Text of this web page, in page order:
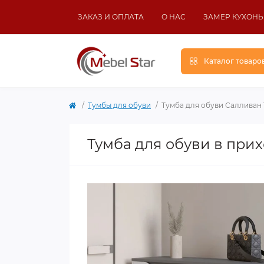
ЗАКАЗ И ОПЛАТА О НАС ЗАМЕР КУХОНЬ
Каталог
Тумбы для обуви Тумба для обуви
Тумба для обуви в